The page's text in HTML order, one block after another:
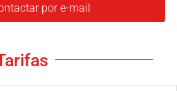
por e-mail